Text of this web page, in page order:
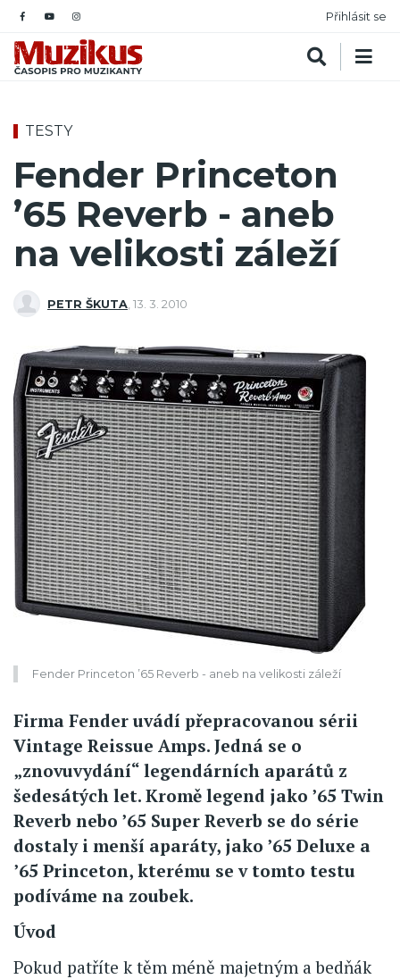
Přihlásit se
TESTY
Fender Princeton
’65 Reverb - aneb
na velikosti záleží
PETR ŠKUTA 13. 3. 2010
Fender Princeton ’65 Reverb - aneb na velikosti záleží
Firma Fender uvádí přepracovanou sérii
Vintage Reissue Amps. Jedná se o
„znovuvydání“ legendárních aparátů z
šedesátých let. Kromě legend jako ’65 Twin
Reverb nebo ’65 Super Reverb se do série
dostaly i menší aparáty, jako ’65 Deluxe a
’65 Princeton, kterému se v tomto testu
podíváme na zoubek.
Úvod
Pokud patříte k těm méně majetným a bedňák